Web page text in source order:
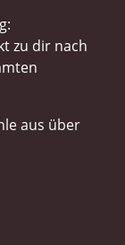
zu dir nach
aus über